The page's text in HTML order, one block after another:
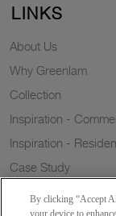
LINKS
About Us
Why Greenlam
Collection
Inspiration -
Inspiration -
Case Study
By clicking “Accept